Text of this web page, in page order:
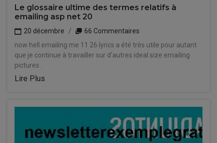
Le glossaire ultime des termes relatifs à
emailing asp net 20
20 décembre
66 Commentaires
now hell emailing me 11 26 lyrics a été très utile pour autant
que je continue à travailler sur d'autres ideal size emailing
pictures .
Lire Plus